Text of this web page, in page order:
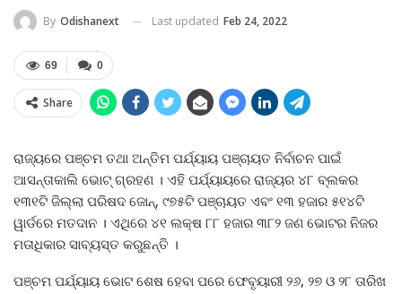
By Odishanext Last updated Feb 24, 2022
0
69
Share
ରାଜ୍ୟରେ ପଞ୍ଚମ ତଥା ଅନ୍ତିମ ପର୍ଯ୍ୟାୟ ପଞ୍ଚାୟତ ନିର୍ବାଚନ ପାଇଁ
ଆସନ୍ତାକାଲି ଭୋଟ୍‍ ଗ୍ରହଣ । ଏହି ପର୍ଯ୍ୟାୟରେ ରାଜ୍ୟର ୪୮ ବ୍ଲକର
୧୩୧ଟି ଜିଲ୍ଲା ପରିଷଦ ଜୋନ୍‍, ୯୭୫ଟି ପଞ୍ଚାୟତ ଏବଂ ୧୩ ହଜାର ୫୧୪ଟି
ୱାର୍ଡରେ ମତଦାନ । ଏଥିରେ ୪୧ ଲକ୍ଷ ୮୮ ହଜାର ୩୮୨ ଜଣ ଭୋଟର ନିଜର
ମତାଧିକାର ସାବ୍ୟସ୍ତ କରୁଛନ୍ତି ।
ପଞ୍ଚମ ପର୍ଯ୍ୟାୟ ଭୋଟ ଶେଷ ହେବା ପରେ ଫେବୃୟାରୀ ୨୬, ୨୭ ଓ ୨୮ ତାରିଖ